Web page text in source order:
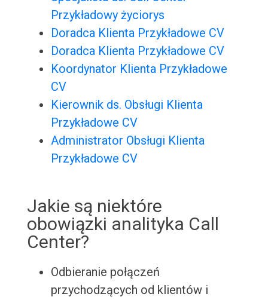
Przykładowy życiorys
Doradca Klienta Przykładowe CV
Doradca Klienta Przykładowe CV
Koordynator Klienta Przykładowe
CV
Kierownik ds. Obsługi Klienta
Przykładowe CV
Administrator Obsługi Klienta
Przykładowe CV
Jakie są niektóre
obowiązki analityka Call
Center?
Odbieranie połączeń
przychodzących od klientów i